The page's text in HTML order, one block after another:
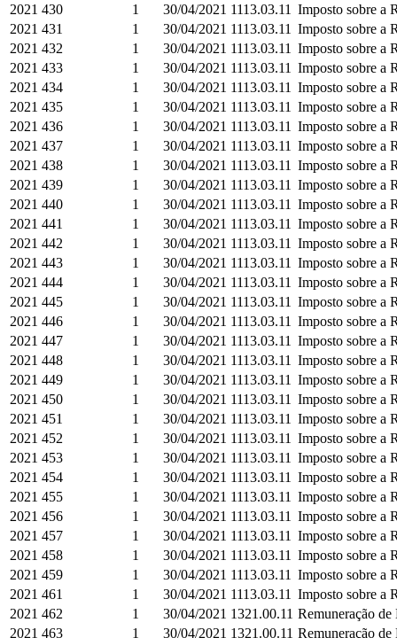
2021 430 1 30/04/2021 1113.03.11 Imposto sobre a
2021 431 1 30/04/2021 1113.03.11 Imposto sobre a
2021 432 1 30/04/2021 1113.03.11 Imposto sobre a
2021 433 1 30/04/2021 1113.03.11 Imposto sobre a
2021 434 1 30/04/2021 1113.03.11 Imposto sobre a
2021 435 1 30/04/2021 1113.03.11 Imposto sobre a
2021 436 1 30/04/2021 1113.03.11 Imposto sobre a
2021 437 1 30/04/2021 1113.03.11 Imposto sobre a
2021 438 1 30/04/2021 1113.03.11 Imposto sobre a
2021 439 1 30/04/2021 1113.03.11 Imposto sobre a
2021 440 1 30/04/2021 1113.03.11 Imposto sobre a
2021 441 1 30/04/2021 1113.03.11 Imposto sobre a
2021 442 1 30/04/2021 1113.03.11 Imposto sobre a
2021 443 1 30/04/2021 1113.03.11 Imposto sobre a
2021 444 1 30/04/2021 1113.03.11 Imposto sobre a
2021 445 1 30/04/2021 1113.03.11 Imposto sobre a
2021 446 1 30/04/2021 1113.03.11 Imposto sobre a
2021 447 1 30/04/2021 1113.03.11 Imposto sobre a
2021 448 1 30/04/2021 1113.03.11 Imposto sobre a
2021 449 1 30/04/2021 1113.03.11 Imposto sobre a
2021 450 1 30/04/2021 1113.03.11 Imposto sobre a
2021 451 1 30/04/2021 1113.03.11 Imposto sobre a
2021 452 1 30/04/2021 1113.03.11 Imposto sobre a
2021 453 1 30/04/2021 1113.03.11 Imposto sobre a
2021 454 1 30/04/2021 1113.03.11 Imposto sobre a
2021 455 1 30/04/2021 1113.03.11 Imposto sobre a
2021 456 1 30/04/2021 1113.03.11 Imposto sobre a
2021 457 1 30/04/2021 1113.03.11 Imposto sobre a
2021 458 1 30/04/2021 1113.03.11 Imposto sobre a
2021 459 1 30/04/2021 1113.03.11 Imposto sobre a
2021 461 1 30/04/2021 1113.03.11 Imposto sobre a
2021 462 1 30/04/2021 1321.00.11 Remuneração
2021 463 1 30/04/2021 1321.00.11 Remuneração